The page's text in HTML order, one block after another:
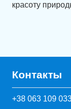
красоту
Контакты
+38 063 109